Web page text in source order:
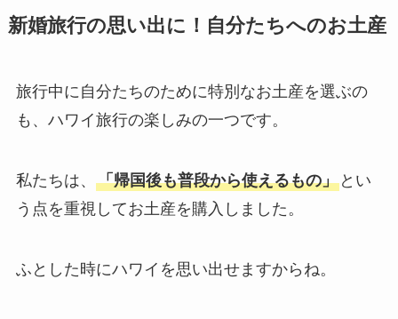
新婚旅行の思い出に！自分たちへのお土産
旅行中に自分たちのために特別なお土産を選ぶの
も、ハワイ旅行の楽しみの一つです。
私たちは、 「帰国後も普段から使えるもの」とい
う点を重視してお土産を購入しました。
ふとした時にハワイを思い出せますからね。